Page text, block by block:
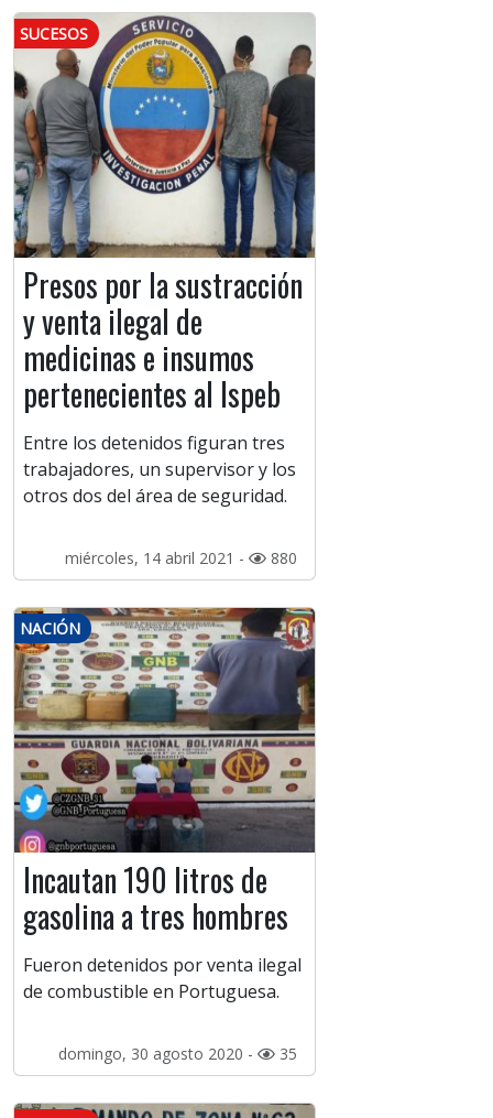
SUCESOS
Presos por la sustracción
y venta ilegal de
medicinas e insumos
pertenecientes al Ispeb
Entre los detenidos figuran tres
trabajadores, un supervisor y los
otros dos del área de seguridad.
miércoles, 14 abril 2021 - 880
NACIÓN
Incautan 190 litros de
gasolina a tres hombres
Fueron detenidos por venta ilegal
de combustible en Portuguesa.
domingo, 30 agosto 2020 - 35